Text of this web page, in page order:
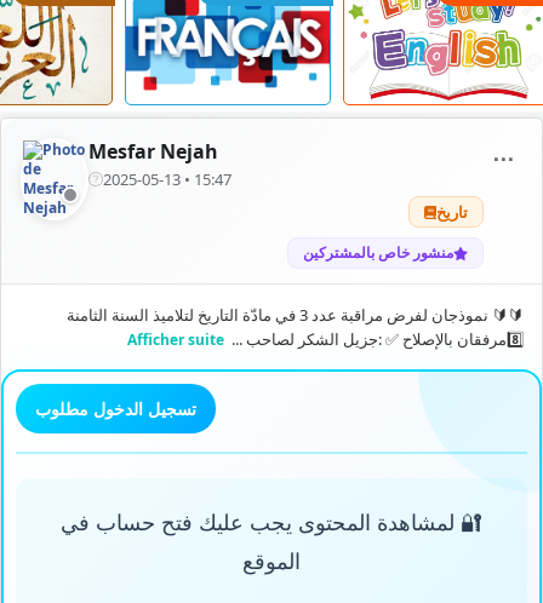
Mesfar Nejah
2025-05-13 • 15:47
تاريخ
منشور خاص بالمشتركين
⋯
🔰🔰 نموذجان لفرض مراقبة عدد 3 في مادّة التاريخ لتلاميذ السنة الثامنة
8️⃣مرفقان بالإصلاح ✅ :جزيل الشكر لصاحب ...
Afficher suite
تسجيل الدخول مطلوب
🔐 لمشاهدة المحتوى يجب عليك فتح حساب في
الموقع